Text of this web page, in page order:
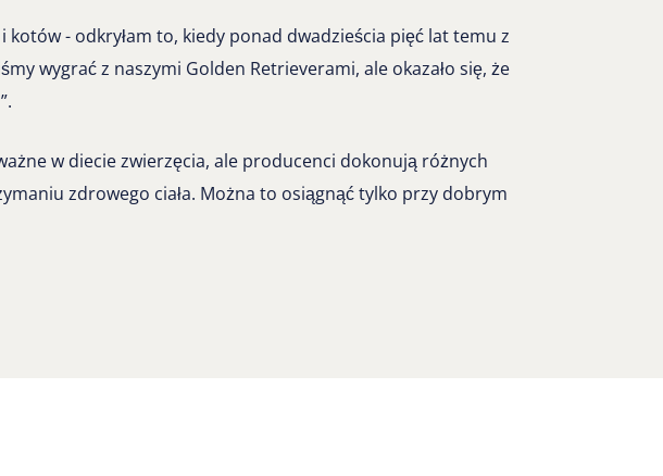
- odkryłam to, kiedy ponad dwadzieścia pięć lat temu z
wygrać z naszymi Golden Retrieverami, ale okazało się, że
w diecie zwierzęcia, ale producenci dokonują różnych
zdrowego ciała. Można to osiągnąć tylko przy dobrym